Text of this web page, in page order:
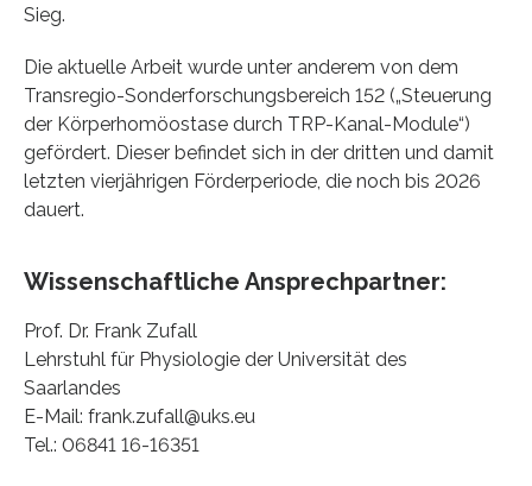
Sieg.
Die aktuelle Arbeit wurde unter anderem von dem
Transregio-Sonderforschungsbereich 152 („Steuerung
der Körperhomöostase durch TRP-Kanal-Module“)
gefördert. Dieser befindet sich in der dritten und damit
letzten vierjährigen Förderperiode, die noch bis 2026
dauert.
Wissenschaftliche Ansprechpartner:
Prof. Dr. Frank Zufall
Lehrstuhl für Physiologie der Universität des
Saarlandes
E-Mail: frank.zufall@uks.eu
Tel.: 06841 16-16351